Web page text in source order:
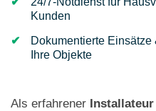
Kunden
Dokumentierte Einsätze
Ihre Objekte
Als erfahrener Installateur